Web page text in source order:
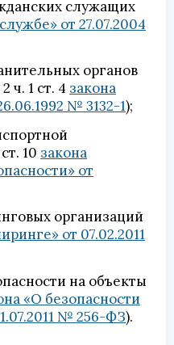
служащих
от 27.07.2004
органов
ч. 1 ст. 4 закона
№ 3132-1);
10 закона
от
организаций
от 07.02.2011
на объекты
«О безопасности
№ 256-ФЗ).